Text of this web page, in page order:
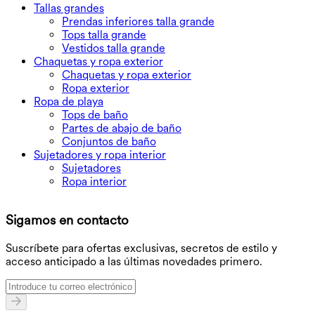
Tallas grandes
Prendas inferiores talla grande
Tops talla grande
Vestidos talla grande
Chaquetas y ropa exterior
Chaquetas y ropa exterior
Ropa exterior
Ropa de playa
Tops de baño
Partes de abajo de baño
Conjuntos de baño
Sujetadores y ropa interior
Sujetadores
Ropa interior
Sigamos en contacto
Suscríbete para ofertas exclusivas, secretos de estilo y
acceso anticipado a las últimas novedades primero.